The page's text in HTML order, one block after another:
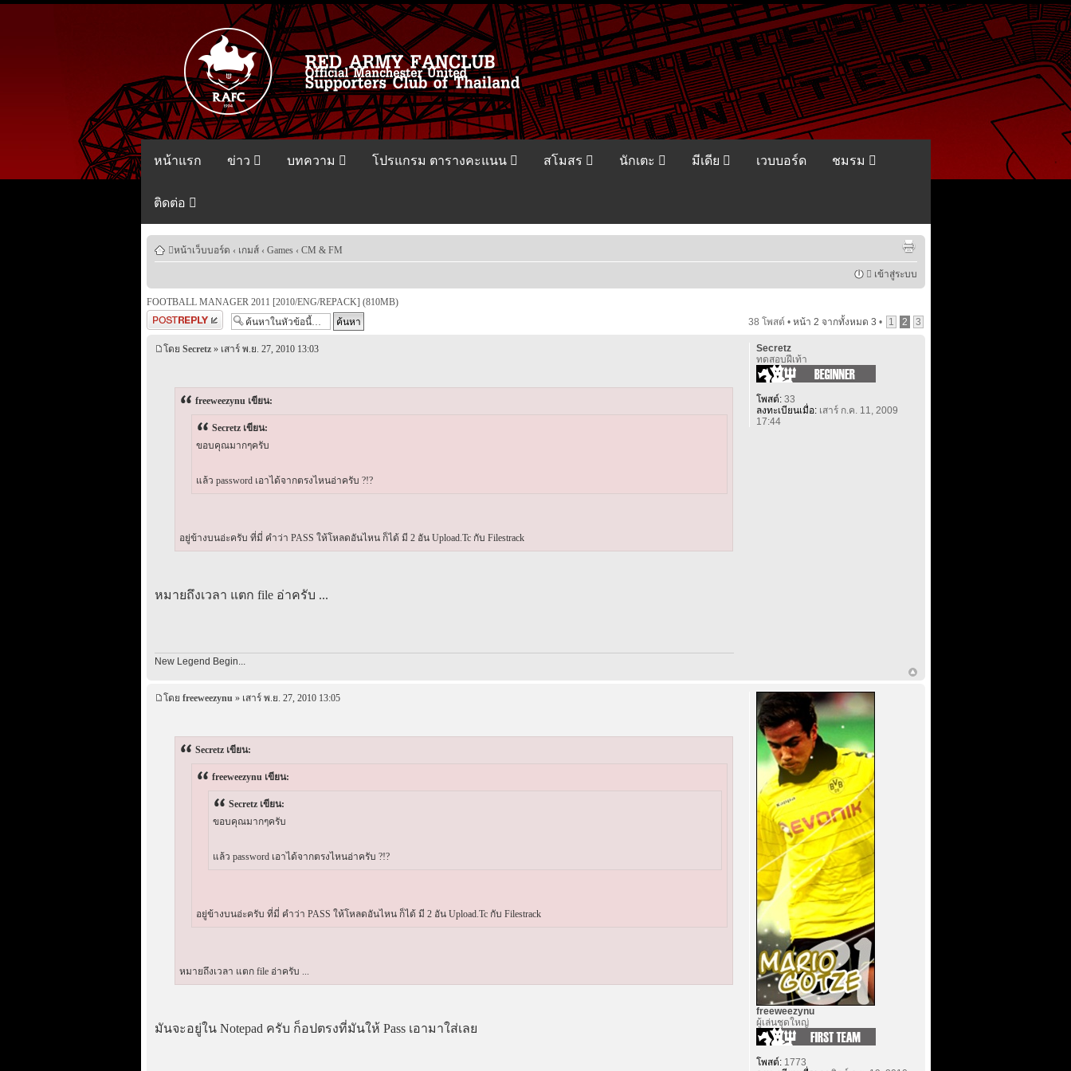
หน้าแรก ข่าว บทความ โปรแกรม ตารางคะแนน สโมสร นักเตะ มีเดีย เวบบอร์ด ชมรม
ติดต่อ
หน้าเว็บบอร์ด ‹ เกมส์ ‹ Games ‹ CM & FM
เข้าสู่ระบบ
FOOTBALL MANAGER 2011 [2010/ENG/REPACK] (810MB)
ตอบกระทู้
38 โพสต์ • หน้า 2 จากทั้งหมด 3 • 1 2 3
โดย Secretz» เสาร์ พ.ย. 27, 2010 13:03
freeweezynu เขียน:
Secretz เขียน:
ขอบคุณมากๆครับ
แล้ว password เอาได้จากตรงไหนอ่าครับ ?!?
อยู่ข้างบนอ่ะครับ ที่มี่ คำว่า PASS ให้โหลดอันไหน ก็ได้ มี 2 อัน Upload.Tc กับ Filestrack
หมายถึงเวลา แตก file อ่าครับ ...
New Legend Begin...
Secretz
ทดสอบฝีเท้า
โพสต์:33
ลงทะเบียนเมื่อ:เสาร์ ก.ค. 11, 2009
17:44
โดย freeweezynu » เสาร์ พ.ย. 27, 2010 13:05
Secretz เขียน:
freeweezynu เขียน:
Secretz เขียน:
ขอบคุณมากๆครับ
แล้ว password เอาได้จากตรงไหนอ่าครับ ?!?
อยู่ข้างบนอ่ะครับ ที่มี่ คำว่า PASS ให้โหลดอันไหน ก็ได้ มี 2 อัน Upload.Tc กับ Filestrack
หมายถึงเวลา แตก file อ่าครับ ...
มันจะอยู่ใน Notepad ครับ ก็อปตรงที่มันให้ Pass เอามาใส่เลย
freeweezynu
ผู้เล่นชุดใหญ่
โพสต์:1773